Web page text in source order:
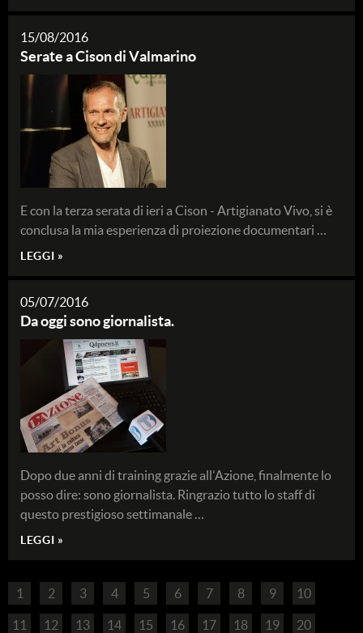
15/08/2016
Serate a Cison di Valmarino
E con la terza serata di ieri a Cison - Artigianato Vivo, si è
conclusa la mia esperienza di proiezione documentari …
LEGGI »
05/07/2016
Da oggi sono giornalista.
Dopo due anni di training grazie all’Azione, finalmente lo
posso dire: sono giornalista. Ringrazio tutto lo staff di
questo prestigioso settimanale …
LEGGI »
1 2 3 4 5 6 7 8 9 10
11 12 13 14 15 16 17 18 19 20